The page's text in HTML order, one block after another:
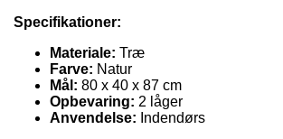
Specifikationer:
Materiale: Træ
Farve: Natur
Mål: 80 x 40 x 87 cm
Opbevaring: 2 låger
Anvendelse: Indendørs